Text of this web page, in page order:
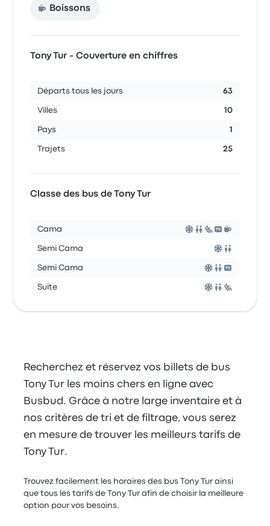
Boissons
Tony Tur - Couverture en chiffres
Départs tous les jours 63
Villes 10
Pays 1
Trajets 25
Classe des bus de Tony Tur
Cama
Semi Cama
Semi Cama
Suite
Recherchez et réservez vos billets de bus
Tony Tur les moins chers en ligne avec
Busbud. Grâce à notre large inventaire et à
nos critères de tri et de filtrage, vous serez
en mesure de trouver les meilleurs tarifs de
Tony Tur.
Trouvez facilement les horaires des bus Tony Tur ainsi
que tous les tarifs de Tony Tur afin de choisir la meilleure
option pour vos besoins.